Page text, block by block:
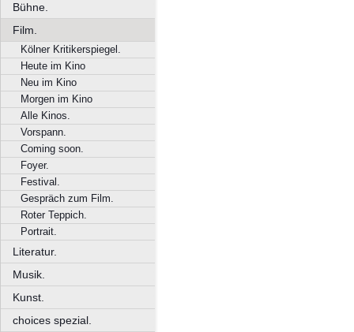
Bühne.
Film.
Kölner Kritikerspiegel.
Heute im Kino
Neu im Kino
Morgen im Kino
Alle Kinos.
Vorspann.
Coming soon.
Foyer.
Festival.
Gespräch zum Film.
Roter Teppich.
Portrait.
Literatur.
Musik.
Kunst.
choices spezial.